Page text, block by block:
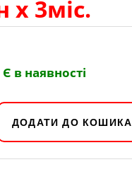
х 3міс.
Є в наявності
ДОДАТИ ДО КОШИКА